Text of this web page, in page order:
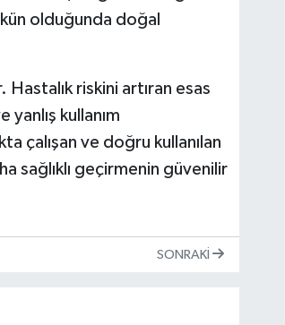
olduğunda doğal
riskini artıran esas
kullanım
çalışan ve doğru kullanılan
sağlıklı geçirmenin güvenilir
SONRAKI